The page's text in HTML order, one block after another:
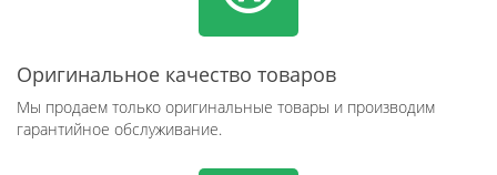
Оригинальное качество товаров
Мы продаем только оригинальные товары и производим
гарантийное обслуживание.